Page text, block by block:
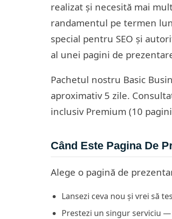
realizat și necesită mai
randamentul pe termen
special pentru SEO și
al unei pagini de
Pachetul nostru Basic
aproximativ 5 zile.
inclusiv Premium (10
Când Este Pagina De
Alege o pagină de
Lansezi ceva nou și vrei să
Prestezi un singur serviciu